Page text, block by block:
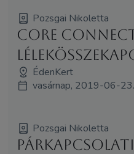
Pozsgai Nikoletta
Core
ÉdenKert
vasárnap, 2019-06-
Pozsgai Nikoletta